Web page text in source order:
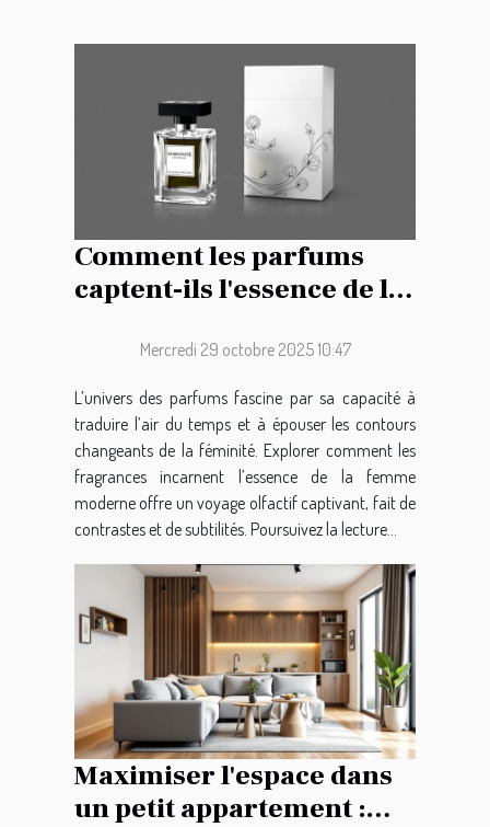
Comment les parfums
captent-ils l'essence de la
Mercredi 29 octobre 2025 10:47
L’univers des parfums fascine par sa capacité à
traduire l’air du temps et à épouser les contours
changeants de la féminité. Explorer comment les
fragrances incarnent l’essence de la femme
moderne offre un voyage olfactif captivant, fait de
contrastes et de subtilités. Poursuivez la lecture...
Maximiser l'espace dans
un petit appartement :